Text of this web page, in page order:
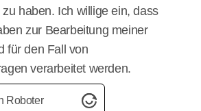
haben. Ich willige ein, dass
zur Bearbeitung meiner
für den Fall von
verarbeitet werden.
Roboter